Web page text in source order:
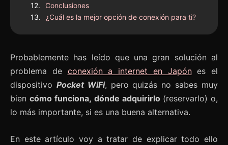
Conclusiones
¿Cuál es la mejor opción de conexión para ti?
Probablemente has leído que una gran solución al
problema de conexión a internet en Japónes el
dispositivo Pocket WiFi, pero quizás no sabes muy
biencómo funciona, dónde adquirirlo (reservarlo) o,
lo más importante, si es una buena alternativa.
En este artículo voy a tratar de explicar todo ello